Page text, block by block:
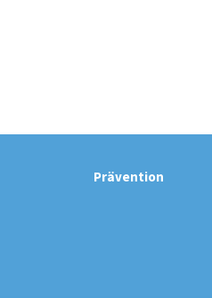
Prävention